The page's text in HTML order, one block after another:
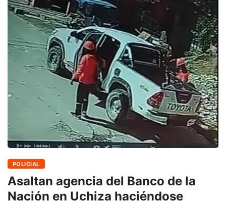
POLICIAL
Asaltan agencia del Banco de la
Nación en Uchiza haciéndose